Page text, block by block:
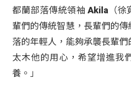
都蘭部落傳統領袖 Akila（徐
輩們的傳統智慧，長輩們的
落的年輕人，能夠承襲長輩
太木他的用心，希望增進我
養。」